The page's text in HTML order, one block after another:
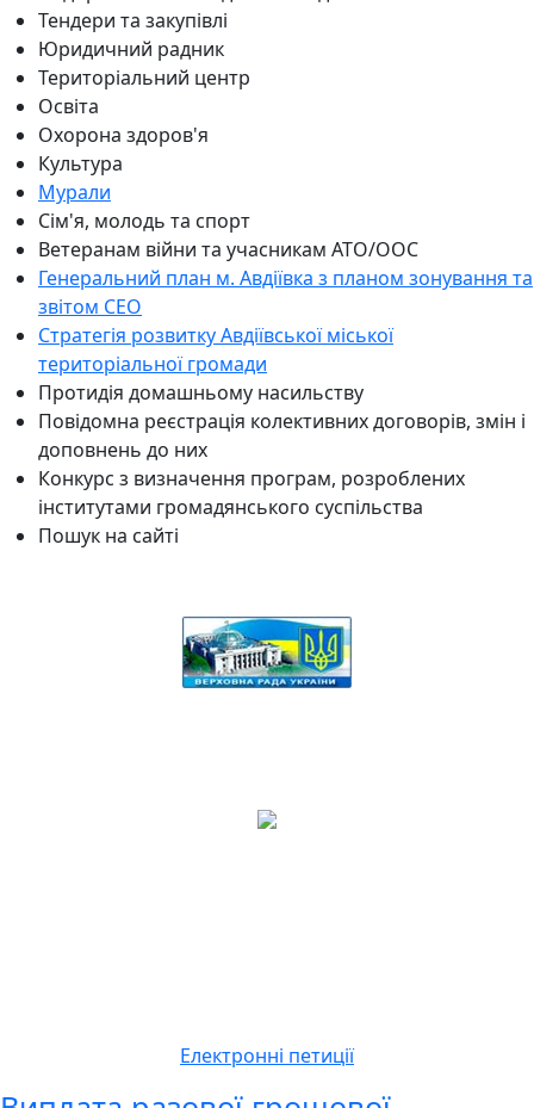
Тендери та закупівлі
Юридичний радник
Територіальний центр
Освіта
Охорона здоров'я
Культура
Мурали
Сім'я, молодь та спорт
Ветеранам війни та учасникам АТО/ООС
Генеральний план м. Авдіївка з планом зонування та
звітом СЕО
Стратегія розвитку Авдіївської міської
територіальної громади
Протидія домашньому насильству
Повідомна реєстрація колективних договорів, змін і
доповнень до них
Конкурс з визначення програм, розроблених
інститутами громадянського суспільства
Пошук на сайті
Електронні петиції